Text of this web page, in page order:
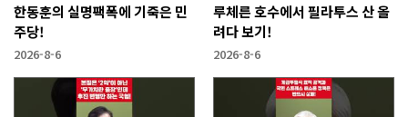
한동훈의 실명팩폭에 기죽은 민
주당!
2026-8-6
루체른 호수에서 필라투스 산 올
려다 보기!
2026-8-6